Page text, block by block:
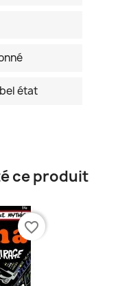
état
ce produit
favorite_border